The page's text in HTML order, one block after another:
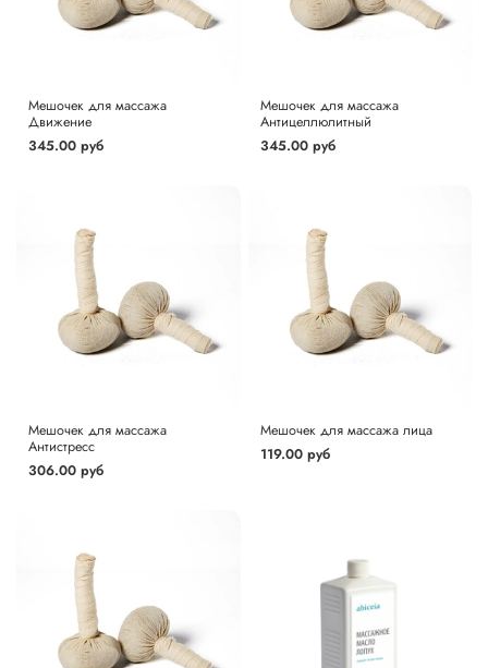
Мешочек для массажа
Движение
345.00 руб
Мешочек для массажа
Антицеллюлитный
345.00 руб
Мешочек для массажа
Антистресс
306.00 руб
Мешочек для массажа лица
119.00 руб